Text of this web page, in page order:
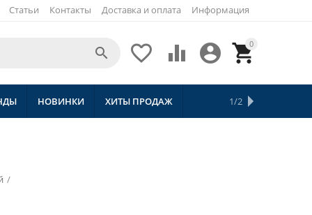
Статьи Контакты Доставка и оплата Информация
0


 

НОВИНКИ ХИТЫ ПРОДАЖ ТОВАРЫ С БЕСПЛАТНОЙ
1/2
/